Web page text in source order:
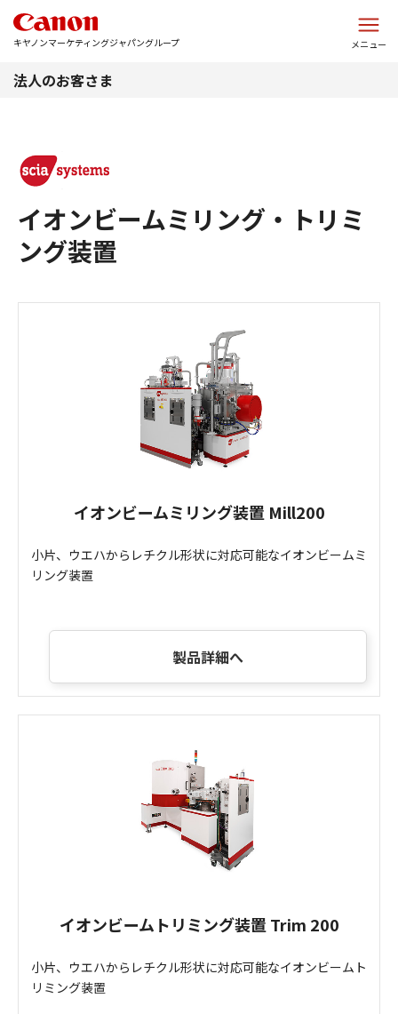
キヤノンマーケティングジャパングループ メニュー
法人のお客さま
イオンビームミリング・トリミ
ング装置
イオンビームミリング装置 Mill200
小片、ウエハからレチクル形状に対応可能なイオンビームミ
リング装置
製品詳細へ
イオンビームトリミング装置 Trim 200
小片、ウエハからレチクル形状に対応可能なイオンビームト
リミング装置